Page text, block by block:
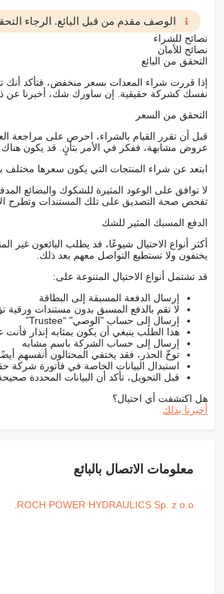
الوصف مقدم من قبل البائع. الرجاء
نصائح للشراء
نصائح للأمان
التحقق من البائع
إذا قررت شراء المعدات بسعر منخفض، فتأكد
نفسك كشركة حقيقية. إن ساورك شك، أخبرنا عن
التحقق من السعر
قبل أن تقرر القيام بالشراء، احرص على مراجعة
عروض مشابهة، ففكر في الأمر بتأنٍ. قد يكون هناك
ابتعد عن شراء المنتجات التي يكون سعرها
لا توافق على الوعود المثيرة للشكوك
تفحص صحة التصديق على تلك المستندات وتطرح
الدفع المسبك المثير للشك
أكثر أنواع الاحتيال شيوعًا، قد يطلب البائعون
يختفون ولا تستطيع التواصل معهم بعد ذلك.
قد تشتمل أنواع الاحتيال المتنوعة على:
إرسال الدفعة المسبقة إلى البطاقة
لا تقم بالدفع المسبق بدون مستندات ورقية
إرسال إلى حساب "الوصي" “Trustee”
هذا الطلب ينبغي أن يكون بمثابه إنذار
إرسال إلى حساب الشركة باسم مشابه
توخّ الحذر، فقد يختفي المحتالون أنفسهم
استبدال البيانات الخاصة في فاتورة شركة
قبل التحويل، تأكد أن البيانات المحددة
هل اكتشفت أي احتيال؟
أخبرنا بذلك
معلومات الاتصال بالبائع
ROCH POWER HYDRAULICS Sp. z o.o.